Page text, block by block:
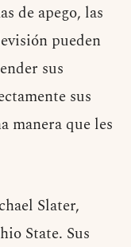
de apego, las
pueden
sus
sus
manera que les
Slater,
State. Sus